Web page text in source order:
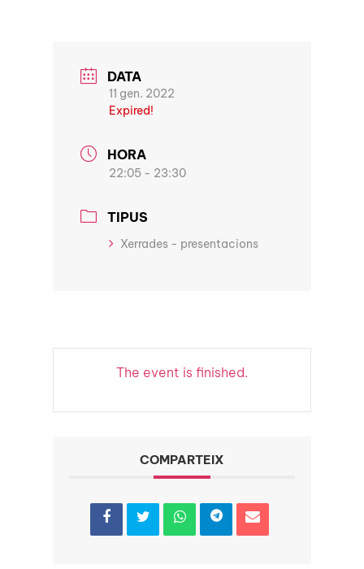
DATA
11 gen. 2022
Expired!
HORA
22:05 - 23:30
TIPUS
Xerrades - presentacions
The event is finished.
COMPARTEIX